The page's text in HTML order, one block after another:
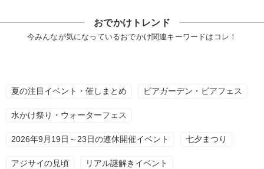
おでかけトレンド
今みんなが気になっているおでかけ関連キーワードはコレ！
夏の注目イベント・催しまとめ ビアガーデン・ビアフェス
水かけ祭り・ウォーターフェス
2026年9月19日～23日の連休開催イベント 七夕まつり
アジサイの見頃 リアル謎解きイベント